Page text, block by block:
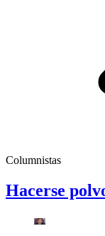
Columnistas
Hacerse